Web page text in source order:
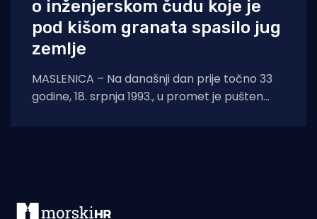
o inženjerskom čudu koje je
pod kišom granata spasilo jug
zemlje
MASLENICA – Na današnji dan prije točno 33
godine, 18. srpnja 1993., u promet je pušten